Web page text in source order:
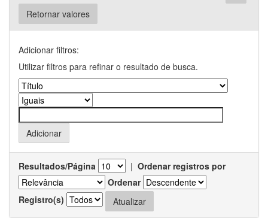
Retornar valores
Adicionar filtros:
Utilizar filtros para refinar o resultado de busca.
Resultados/Página | Ordenar registros por
Ordenar
Registro(s)